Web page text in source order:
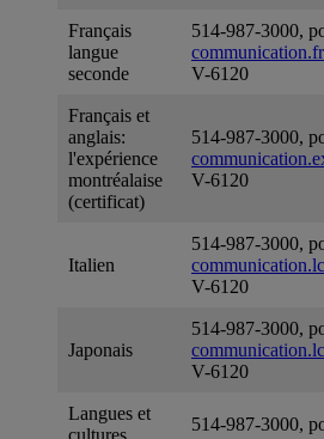
Français
langue
seconde
514-987-3000,
V-6120
Français et
anglais:
l'expérience
montréalaise
(certificat)
514-987-3000,
V-6120
Italien
514-987-3000,
V-6120
Japonais
514-987-3000,
V-6120
Langues et
cultures
514-987-3000,